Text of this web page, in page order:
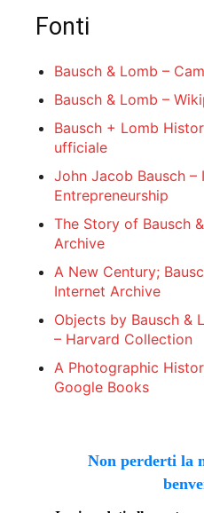
Fonti
Bausch & Lomb –
Bausch & Lomb –
Bausch + Lomb
ufficiale
John Jacob Bausch –
Entrepreneurship
The Story of Bausch
Archive
A New Century;
Internet Archive
Objects by Bausch &
– Harvard Collection
A Photographic
Google Books
Non perderti la